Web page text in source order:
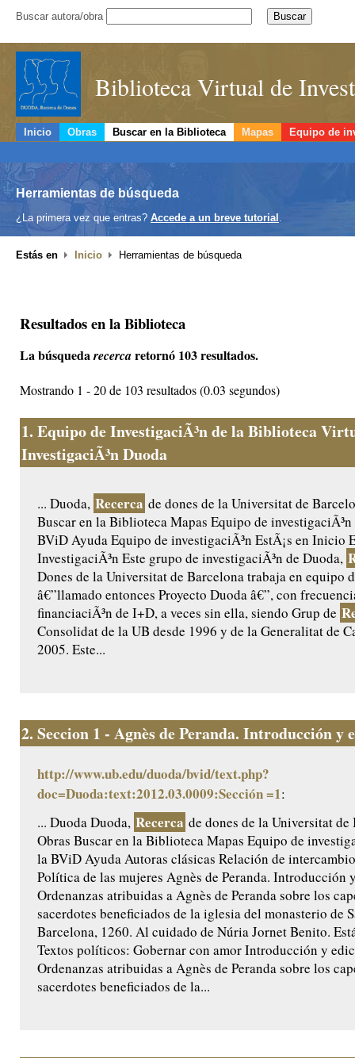
Buscar autora/obra
Biblioteca Virtual de
Inicio Obras Buscar en la Biblioteca Mapas Equipo de
Herramientas de búsqueda
¿La primera vez que entras? Accede a un breve tutorial .
Estás en Inicio Herramientas de búsqueda
Resultados en la Biblioteca
La búsquedarecercaretornó 103 resultados.
Mostrando 1 - 20 de 103 resultados (0.03 segundos)
1. Equipo de InvestigaciÃ³n de la Biblioteca
InvestigaciÃ³n Duoda
... Duoda, Recerca de dones de la Universitat de
Buscar en la Biblioteca Mapas Equipo de
BViD Ayuda Equipo de investigaciÃ³n EstÃ¡s en Inicio
InvestigaciÃ³n Este grupo de investigaciÃ³n de Duoda,
Dones de la Universitat de Barcelona trabaja en equipo
â€”llamado entonces Proyecto Duoda â€”, con
financiaciÃ³n de I+D, a veces sin ella, siendo Grup de
Consolidat de la UB desde 1996 y de la Generalitat de
2005. Este...
2. Seccion 1 - Agnès de Peranda. Introducción y
http://www.ub.edu/duoda/bvid/text.php?
doc=Duoda:text:2012.03.0009:Sección =1:
... Duoda Duoda, Recerca de dones de la Universitat
Obras Buscar en la Biblioteca Mapas Equipo de
la BViD Ayuda Autoras clásicas Relación de
Política de las mujeres Agnès de Peranda. Introducción
Ordenanzas atribuidas a Agnès de Peranda sobre los
sacerdotes beneficiados de la iglesia del monasterio de
Barcelona, 1260. Al cuidado de Núria Jornet Benito.
Textos políticos: Gobernar con amor Introducción y
Ordenanzas atribuidas a Agnès de Peranda sobre los
sacerdotes beneficiados de la...